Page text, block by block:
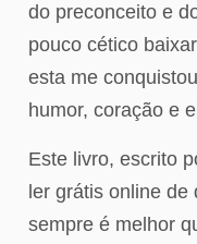
do preconceito e
pouco cético
esta me
humor, coração e
Este livro, escrito
ler grátis online de
sempre é melhor